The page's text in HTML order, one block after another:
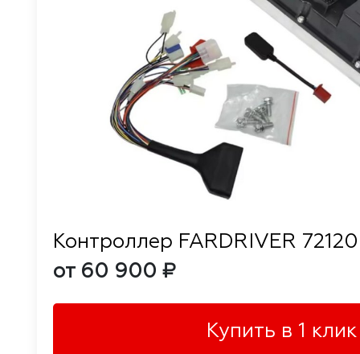
Контроллер FARDRIVER
от 60 900 ₽
Купить в 1 клик